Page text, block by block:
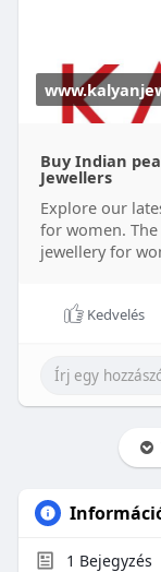
Buy Indian
Jewellers
Explore our
for women.
jewellery for
Kedvelés
1 Bejegyzés